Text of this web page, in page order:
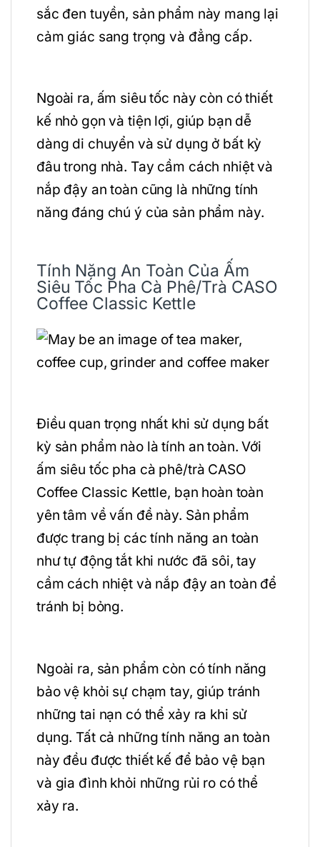
sắc đen tuyền, sản phẩm này mang lại
cảm giác sang trọng và đẳng cấp.
Ngoài ra, ấm siêu tốc này còn có thiết
kế nhỏ gọn và tiện lợi, giúp bạn dễ
dàng di chuyển và sử dụng ở bất kỳ
đâu trong nhà. Tay cầm cách nhiệt và
nắp đậy an toàn cũng là những tính
năng đáng chú ý của sản phẩm này.
Tính Năng An Toàn Của Ấm
Siêu Tốc Pha Cà Phê/Trà CASO
Coffee Classic Kettle
Điều quan trọng nhất khi sử dụng bất
kỳ sản phẩm nào là tính an toàn. Với
ấm siêu tốc pha cà phê/trà CASO
Coffee Classic Kettle, bạn hoàn toàn
yên tâm về vấn đề này. Sản phẩm
được trang bị các tính năng an toàn
như tự động tắt khi nước đã sôi, tay
cầm cách nhiệt và nắp đậy an toàn để
tránh bị bỏng.
Ngoài ra, sản phẩm còn có tính năng
bảo vệ khỏi sự chạm tay, giúp tránh
những tai nạn có thể xảy ra khi sử
dụng. Tất cả những tính năng an toàn
này đều được thiết kế để bảo vệ bạn
và gia đình khỏi những rủi ro có thể
xảy ra.